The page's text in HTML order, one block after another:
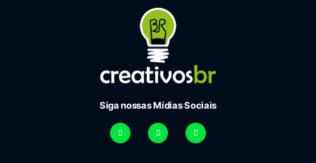
Siga nossas Mídias Sociais